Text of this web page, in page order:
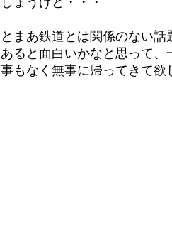
とまあ鉄道とは関係のない
あると面白いかなと思って
事もなく無事に帰ってきて欲